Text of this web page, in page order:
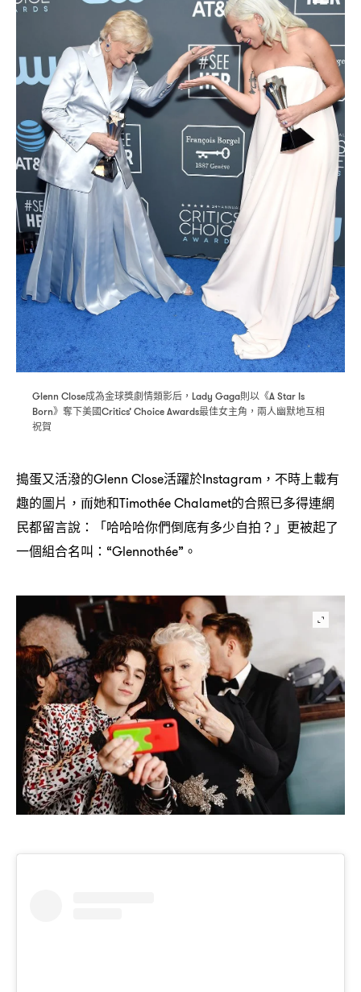
Glenn Close成為金球獎劇情類影后 ，Lady Gaga則以《A Star Is
Born》奪下美國Critics’ Choice Awards最佳女主角 ， 兩人幽默地互相
祝賀
搗蛋又活潑的Glenn Close活躍於Instagram， 不時上載有
趣的圖片 ， 而她和Timothée Chalamet的合照已多得連網
民都留言說 ： 「哈哈哈你們倒底有多少自拍 ？ 」更被起了
一個組合名叫 ：“Glennothée” 。